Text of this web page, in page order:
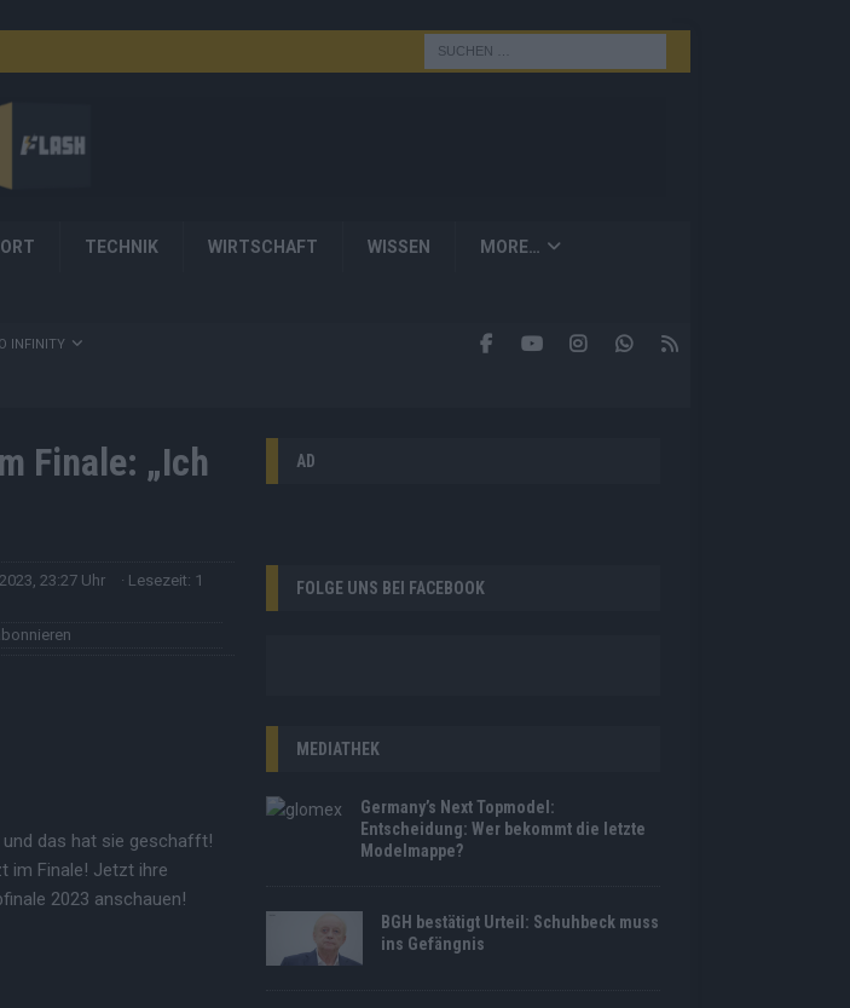
TECHNIK WIRTSCHAFT WISSEN MORE…
INFINITY
Finale: „Ich
23:27 Uhr
· Lesezeit: 1
das hat sie geschafft!
im Finale! Jetzt ihre
2023 anschauen!
AD
FOLGE UNS BEI FACEBOOK
MEDIATHEK
Germany’s Next Topmodel:
Entscheidung: Wer bekommt die letzte
Modelmappe?
BGH bestätigt Urteil: Schuhbeck muss
ins Gefängnis